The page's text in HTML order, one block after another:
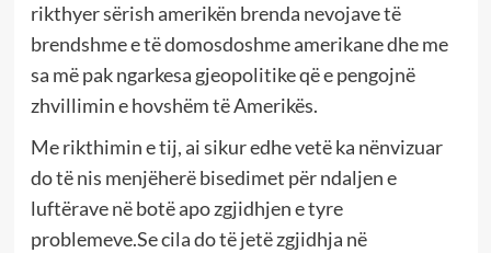
rikthyer sërish amerikën brenda nevojave të
brendshme e të domosdoshme amerikane dhe me
sa më pak ngarkesa gjeopolitike që e pengojnë
zhvillimin e hovshëm të Amerikës.
Me rikthimin e tij, ai sikur edhe vetë ka nënvizuar
do të nis menjëherë bisedimet për ndaljen e
luftërave në botë apo zgjidhjen e tyre
problemeve.Se cila do të jetë zgjidhja në